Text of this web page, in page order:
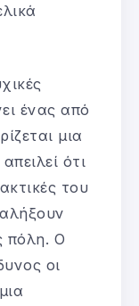
ένας από
μια
ότι
του
πόλη. Ο
οι